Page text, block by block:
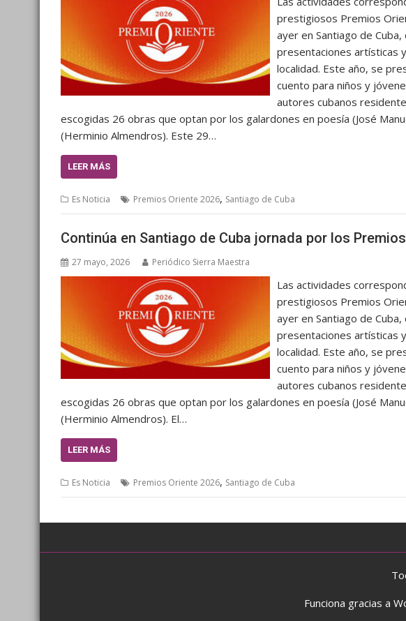
prestigiosos Premios
ayer en Santiago de
presentaciones artísticas
localidad. Este año, se
cuento para niños y
autores cubanos
escogidas 26 obras que optan por los galardones en poesía (José
(Herminio Almendros). Este 29…
LEER MÁS
Es Noticia Premios Oriente 2026, Santiago de Cuba
Continúa en Santiago de Cuba jornada por los
27 mayo, 2026 Periódico Sierra Maestra
Las actividades
prestigiosos Premios
ayer en Santiago de
presentaciones artísticas
localidad. Este año, se
cuento para niños y
autores cubanos
escogidas 26 obras que optan por los galardones en poesía (José
(Herminio Almendros). El…
LEER MÁS
Es Noticia Premios Oriente 2026, Santiago de Cuba
Funciona gracias a